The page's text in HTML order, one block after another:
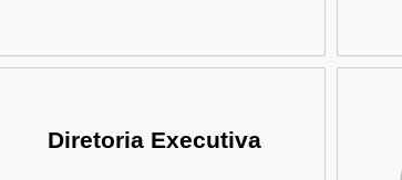
Diretoria Executiva